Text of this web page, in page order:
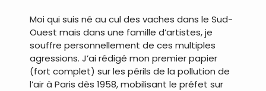
Moi qui suis né au cul des vaches dans le Sud-
Ouest mais dans une famille d’artistes, je
souffre personnellement de ces multiples
agressions. J’ai rédigé mon premier papier
(fort complet) sur les périls de la pollution de
l’air à Paris dès 1958, mobilisant le préfet sur